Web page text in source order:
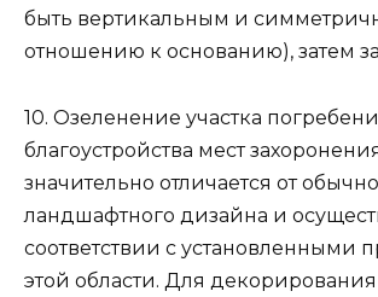
быть вертикальным и
отношению к основанию), затем
10. Озеленение участка
благоустройства мест
значительно отличается от
ландшафтного дизайна и
соответствии с установленными
этой области. Для